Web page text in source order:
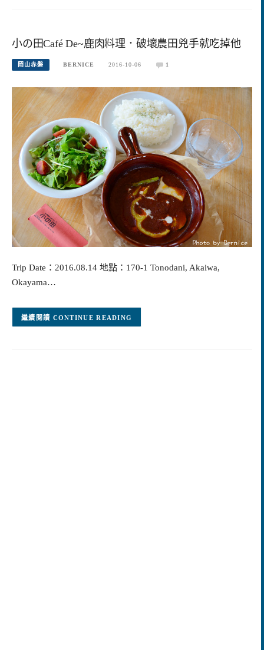
小の田Café De~鹿肉料理．破壞農田兇手就吃掉他
岡山赤磐 BERNICE 2016-10-06 1
Trip Date：2016.08.14 地點：170-1 Tonodani, Akaiwa,
Okayama…
CONTINUE READING